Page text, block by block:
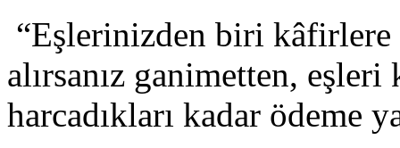
“Eşlerinizden biri kâfirlere
alırsanız ganimetten,
harcadıkları kadar ödeme